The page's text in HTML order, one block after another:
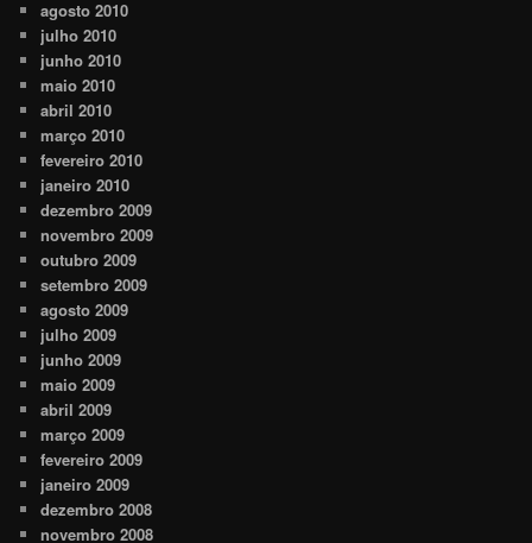
agosto 2010
julho 2010
junho 2010
maio 2010
abril 2010
março 2010
fevereiro 2010
janeiro 2010
dezembro 2009
novembro 2009
outubro 2009
setembro 2009
agosto 2009
julho 2009
junho 2009
maio 2009
abril 2009
março 2009
fevereiro 2009
janeiro 2009
dezembro 2008
novembro 2008